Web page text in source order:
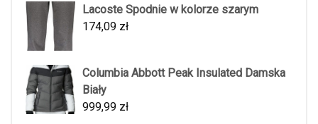
Lacoste Spodnie w kolorze szarym
174,09 zł
Columbia Abbott Peak Insulated Damska
Biały
999,99 zł